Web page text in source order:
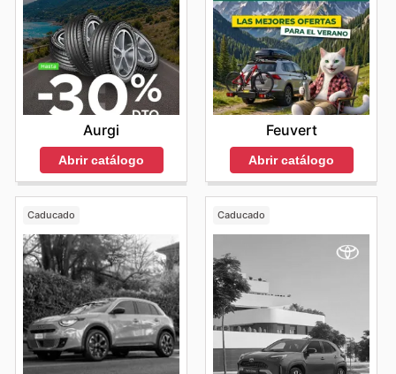
Aurgi
Abrir catálogo
Feuvert
Abrir catálogo
Caducado Caducado